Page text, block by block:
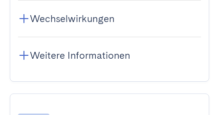
Wechselwirkungen
Weitere Informationen